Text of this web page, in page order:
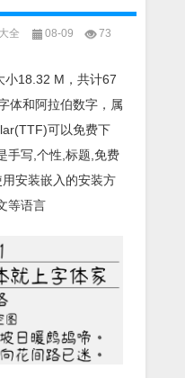
全 08-09
73
小18.32 M，共计67
体和阿拉伯数字，属
可以免费下
手写,个性,标题,免费
安装嵌入的安装方
等语言